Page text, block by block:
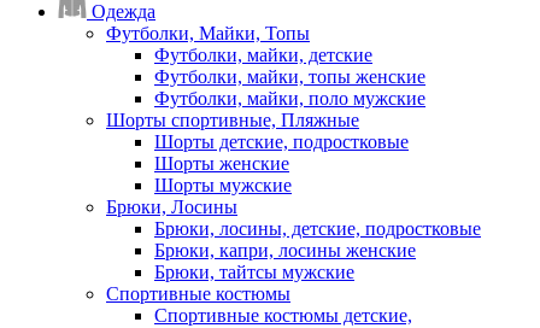
Одежда
Футболки, Майки, Топы
Футболки, майки, детские
Футболки, майки, топы женские
Футболки, майки, поло мужские
Шорты спортивные, Пляжные
Шорты детские, подростковые
Шорты женские
Шорты мужские
Брюки, Лосины
Брюки, лосины, детские, подростковые
Брюки, капри, лосины женские
Брюки, тайтсы мужские
Спортивные костюмы
Спортивные костюмы детские,